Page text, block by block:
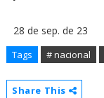
28 de sep. de 23
Tags # nacional
Share This